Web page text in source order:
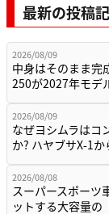
最新の投稿
2026/08/09
中身はそのまま完
250が2027年モデ
2026/08/09
なぜヨシムラはコ
か? ハヤブサX-1
2026/08/08
スーパースポーツ
ットする大容量